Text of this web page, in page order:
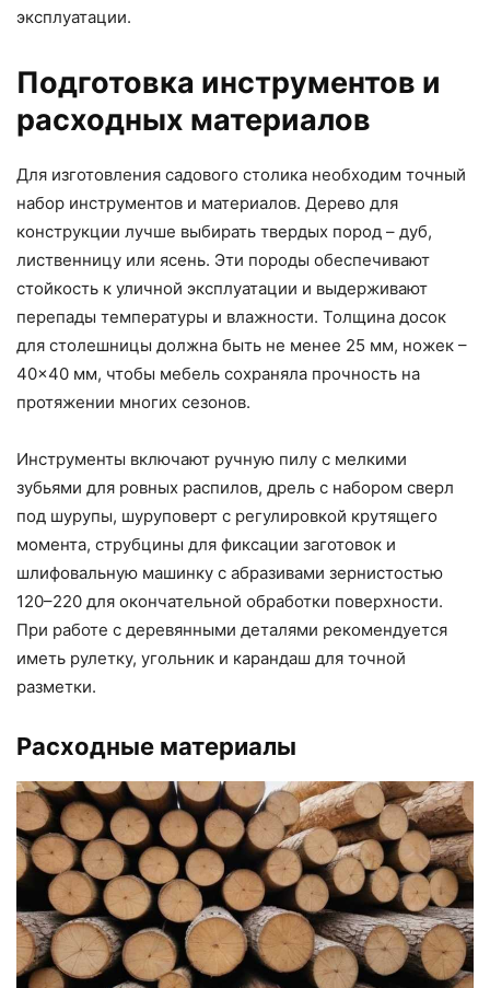
эксплуатации.
Подготовка инструментов и
расходных материалов
Для изготовления садового столика необходим точный
набор инструментов и материалов. Дерево для
конструкции лучше выбирать твердых пород – дуб,
лиственницу или ясень. Эти породы обеспечивают
стойкость к уличной эксплуатации и выдерживают
перепады температуры и влажности. Толщина досок
для столешницы должна быть не менее 25 мм, ножек –
40×40 мм, чтобы мебель сохраняла прочность на
протяжении многих сезонов.
Инструменты включают ручную пилу с мелкими
зубьями для ровных распилов, дрель с набором сверл
под шурупы, шуруповерт с регулировкой крутящего
момента, струбцины для фиксации заготовок и
шлифовальную машинку с абразивами зернистостью
120–220 для окончательной обработки поверхности.
При работе с деревянными деталями рекомендуется
иметь рулетку, угольник и карандаш для точной
разметки.
Расходные материалы